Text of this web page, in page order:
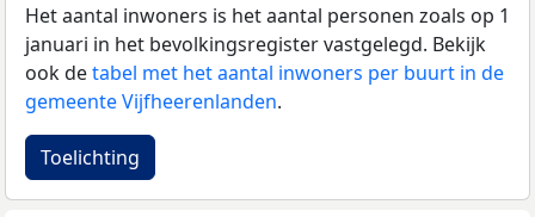
Het aantal inwoners is het aantal personen zoals op 1
januari in het bevolkingsregister vastgelegd. Bekijk
ook detabel met het aantal inwoners per buurt in de
gemeente Vijfheerenlanden.
Toelichting